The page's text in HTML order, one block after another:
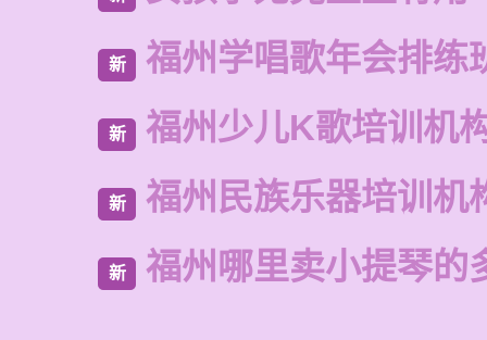
新 福州学唱歌年会排练
新 福州少儿K歌培训机
新 福州民族乐器培训机
新 福州哪里卖小提琴的